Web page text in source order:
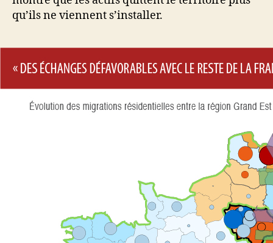
qu’ils ne viennent s’installer.